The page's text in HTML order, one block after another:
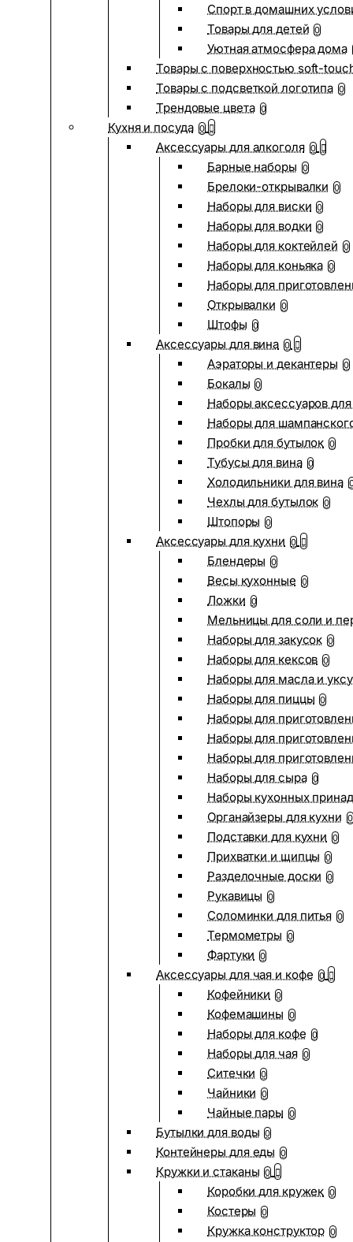
Спорт в домашних
Товары для детей 0
Уютная атмосфера дома
Товары с поверхностью soft-
Товары с подсветкой логотипа 0
Трендовые цвета 0
Кухня и посуда 0
Аксессуары для алкоголя 0
Барные наборы 0
Брелоки-открывалки 0
Наборы для виски 0
Наборы для водки 0
Наборы для коктейлей 0
Наборы для коньяка 0
Наборы для
Открывалки 0
Штофы 0
Аксессуары для вина 0
Аэраторы и декантеры 0
Бокалы 0
Наборы аксессуаров
Наборы для
Пробки для бутылок 0
Тубусы для вина 0
Холодильники для вина
Чехлы для бутылок 0
Штопоры 0
Аксессуары для кухни 0
Блендеры 0
Весы кухонные 0
Ложки 0
Мельницы для соли и
Наборы для закусок 0
Наборы для кексов 0
Наборы для масла и
Наборы для пиццы 0
Наборы для
Наборы для
Наборы для
Наборы для сыра 0
Наборы кухонных
Органайзеры для кухни 0
Подставки для кухни 0
Прихватки и щипцы 0
Разделочные доски 0
Рукавицы 0
Соломинки для питья 0
Термометры 0
Фартуки 0
Аксессуары для чая и кофе 0
Кофейники 0
Кофемашины 0
Наборы для кофе 0
Наборы для чая 0
Ситечки 0
Чайники 0
Чайные пары 0
Бутылки для воды 0
Контейнеры для еды 0
Кружки и стаканы 0
Коробки для кружек 0
Костеры 0
Кружка конструктор 0